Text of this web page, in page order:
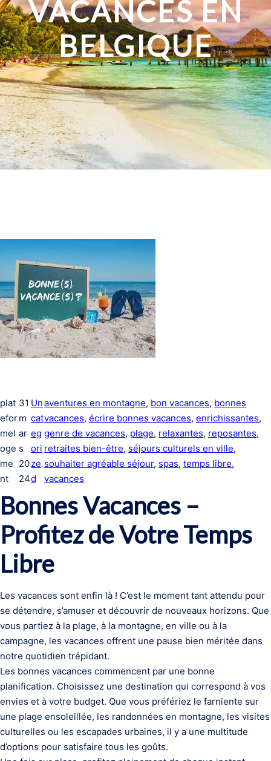
VACANCES EN
BELGIQUE
plat
efor
mel
oge
me
nt
31
m
ar
s
20
24
Un
cat
eg
ori
ze
d
aventures en montagne, bon vacances, bonnes
vacances, écrire bonnes vacances, enrichissantes
genre de vacances, plage, relaxantes, reposantes
retraites bien-être, séjours culturels en ville
souhaiter agréable séjour, spas, temps libre
vacances
Bonnes Vacances –
Profitez de Votre Temps
Libre
Les vacances sont enfin là ! C’est le moment tant attendu pour
se détendre, s’amuser et découvrir de nouveaux horizons. Que
vous partiez à la plage, à la montagne, en ville ou à la
campagne, les vacances offrent une pause bien méritée dans
notre quotidien trépidant.
Les bonnes vacances commencent par une bonne
planification. Choisissez une destination qui correspond à vos
envies et à votre budget. Que vous préfériez le farniente sur
une plage ensoleillée, les randonnées en montagne, les visites
culturelles ou les escapades urbaines, il y a une multitude
d’options pour satisfaire tous les goûts.